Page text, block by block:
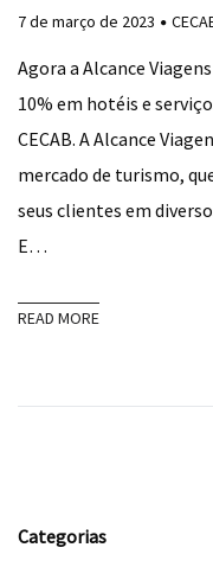
7 de março de 2023
Agora a Alcance
10% em hotéis e
CECAB. A Alcance
mercado de turismo,
seus clientes em
E…
READ MORE
Categorias